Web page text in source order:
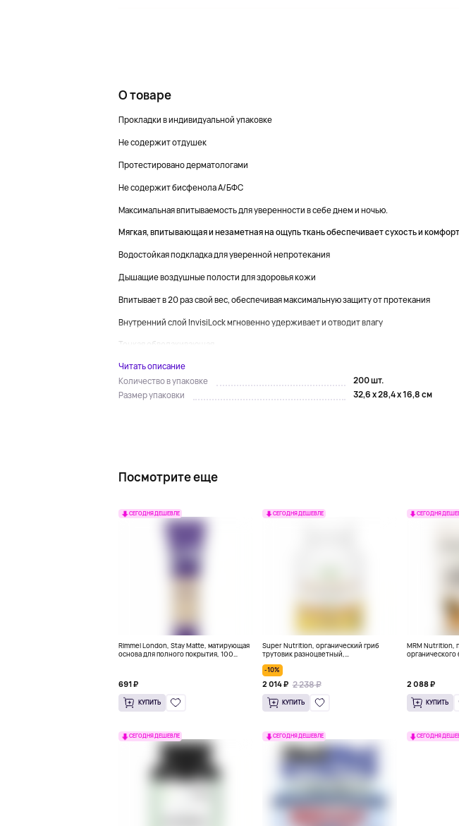
О товаре
Прокладки в индивидуальной упаковке
Не содержит отдушек
Протестировано дерматологами
Не содержит бисфенола А/БФС
Максимальная впитываемость для уверенности в себе днем и ночью.
Мягкая, впитывающая и незаметная на ощупь ткань обеспечивает сухость и комфорт
Водостойкая подкладка для уверенной непротекания
Дышащие воздушные полости для здоровья кожи
Впитывает в 20 раз свой вес, обеспечивая максимальную защиту от протекания
Внутренний слой InvisiLock мгновенно удерживает и отводит влагу
Тонкая обволакивающая ...
Читать описание
Количество в упаковке
200 шт.
Размер упаковки
32,6 x 28,4 x 16,8 см
Посмотрите еще
СЕГОДНЯ ДЕШЕВЛЕ
Rimmel London, Stay Matte, матирующая
основа для полного покрытия, 100
691 ₽
КУПИТЬ
СЕГОДНЯ ДЕШЕВЛЕ
Super Nutrition, органический гриб
трутовик разноцветный,
60 растительных капсул
-10%
2 014 ₽ 2 238 ₽
КУПИТЬ
СЕГОДНЯ
MRM Nutrition,
органического
2 088 ₽
КУПИТЬ
СЕГОДНЯ ДЕШЕВЛЕ СЕГОДНЯ ДЕШЕВЛЕ СЕГОДНЯ